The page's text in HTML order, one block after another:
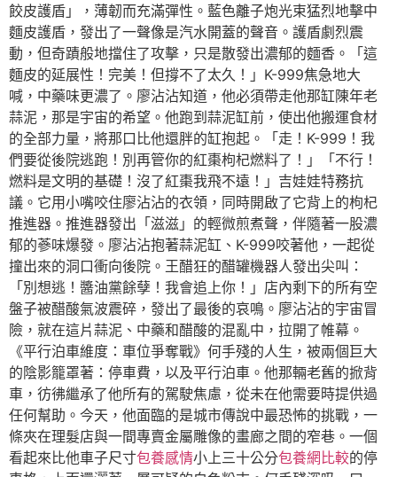
餃皮護盾」，薄韌而充滿彈性。藍色離子炮光束猛烈地擊中
麵皮護盾，發出了一聲像是汽水開蓋的聲音。護盾劇烈震
動，但奇蹟般地擋住了攻擊，只是散發出濃郁的麵香。「這
麵皮的延展性！完美！但撐不了太久！」K-999焦急地大
喊，中藥味更濃了。廖沾沾知道，他必須帶走他那缸陳年老
蒜泥，那是宇宙的希望。他跑到蒜泥缸前，使出他搬運食材
的全部力量，將那口比他還胖的缸抱起。「走！K-999！我
們要從後院逃跑！別再管你的紅棗枸杞燃料了！」「不行！
燃料是文明的基礎！沒了紅棗我飛不遠！」吉娃娃特務抗
議。它用小嘴咬住廖沾沾的衣領，同時開啟了它背上的枸杞
推進器。推進器發出「滋滋」的輕微煎煮聲，伴隨著一股濃
郁的蔘味爆發。廖沾沾抱著蒜泥缸、K-999咬著他，一起從
撞出來的洞口衝向後院。王醋狂的醋罐機器人發出尖叫：
「別想逃！醬油黨餘孽！我會追上你！」店內剩下的所有空
盤子被醋酸氣波震碎，發出了最後的哀鳴。廖沾沾的宇宙冒
險，就在這片蒜泥、中藥和醋酸的混亂中，拉開了帷幕。
《平行泊車維度：車位爭奪戰》何手殘的人生，被兩個巨大
的陰影籠罩著：停車費，以及平行泊車。他那輛老舊的掀背
車，彷彿繼承了他所有的駕駛焦慮，從未在他需要時提供過
任何幫助。今天，他面臨的是城市傳說中最恐怖的挑戰，一
條夾在理髮店與一間專賣金屬雕像的畫廊之間的窄巷。一個
看起來比他車子尺寸包養感情小上三十公分包養網比較的停